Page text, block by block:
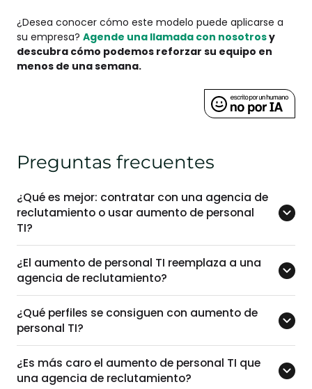
¿Desea conocer cómo este modelo puede aplicarse a
su empresa? Agende una llamada con nosotrosy
descubra cómo podemos reforzar su equipo en
menos de una semana.
Preguntas frecuentes
¿Qué es mejor: contratar con una agencia de
reclutamiento o usar aumento de personal
TI?
¿El aumento de personal TI reemplaza a una
agencia de reclutamiento?
¿Qué perfiles se consiguen con aumento de
personal TI?
¿Es más caro el aumento de personal TI que
una agencia de reclutamiento?